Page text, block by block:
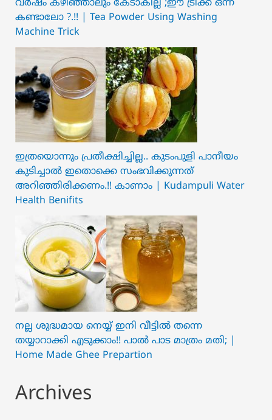
വർഷം കഴിഞ്ഞാലും കേടാകില്ല ;ഈ ട്രിക്ക് ഒന്ന്
കണ്ടാലോ ?.!! | Tea Powder Using Washing
Machine Trick
ഇത്രയൊന്നും പ്രതീക്ഷിച്ചില്ല.. ക‍ു‌ടംപുളി പാനീയം
കുടിച്ചാൽ ഇതൊക്കെ സംഭവിക്കുന്നത്
അറിഞ്ഞിരിക്കണം.!! കാണാം | Kudampuli Water
Health Benifits
നല്ല ശുദ്ധമായ നെയ്യ് ഇനി വീട്ടിൽ തന്നെ
തയ്യാറാക്കി എടുക്കാം!! പാൽ പാട മാത്രം മതി; |
Home Made Ghee Prepartion
Archives